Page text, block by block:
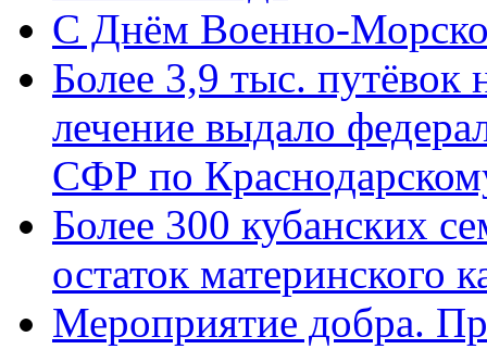
C Днём Военно-
Более 3,9 тыс. путёвок
лечение выдало
СФР по
Более 300 кубанских
остаток материнского
Мероприятие добра.